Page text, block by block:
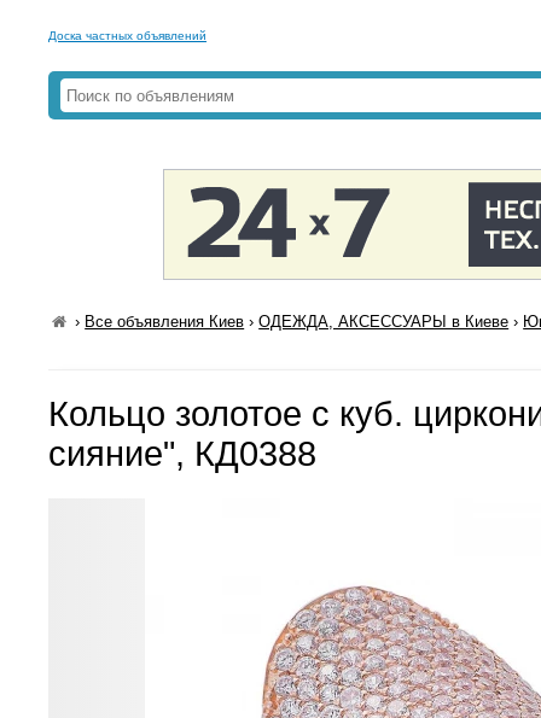
Доска частных объявлений
› Все объявления Киев ›ОДЕЖДА, АКСЕССУАРЫ в Киеве ›
Кольцо золотое с куб.
сияние", КД0388